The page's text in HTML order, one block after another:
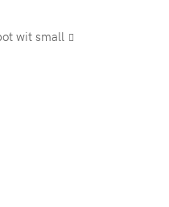
wit small